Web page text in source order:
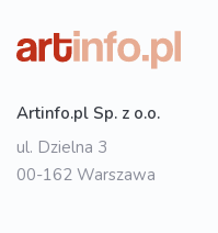
Artinfo.pl Sp. z o.o.
ul. Dzielna 3
00-162 Warszawa